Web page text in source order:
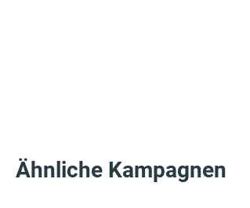
Ähnliche Kampagnen